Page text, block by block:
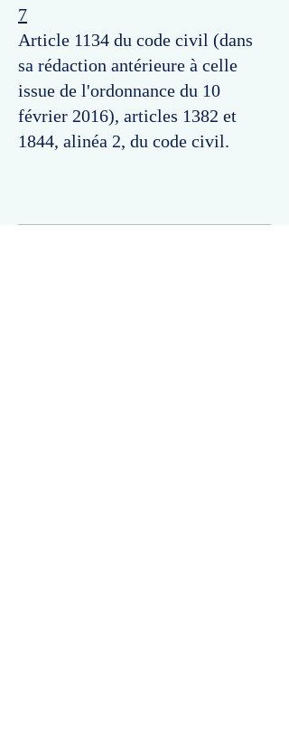
7
Article 1134 du code civil (dans
sa rédaction antérieure à celle
issue de l'ordonnance du 10
février 2016), articles 1382 et
1844, alinéa 2, du code civil.